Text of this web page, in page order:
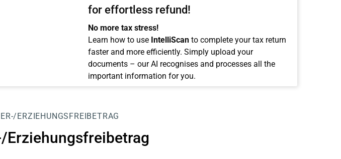
for effortless refund!
No more tax stress!
Learn how to use IntelliScanto complete your tax return
faster and more efficiently. Simply upload your
documents – our AI recognises and processes all the
important information for you.
ERZIEHUNGSFREIBETRAG
Erziehungsfreibetrag